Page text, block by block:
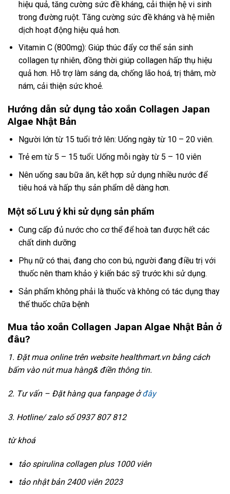
hiệu quả, tăng cường sức đề kháng, cải thiện hệ vi sinh
trong đường ruột. Tăng cường sức đề kháng và hệ miễn
dịch hoạt động hiệu quả hơn.
Vitamin C (800mg): Giúp thúc đẩy cơ thể sản sinh
collagen tự nhiên, đồng thời giúp collagen hấp thụ hiệu
quả hơn. Hỗ trợ làm sáng da, chống lão hoá, trị thâm, mờ
nám, cải thiện sức khoẻ.
Hướng dẫn sử dụng tảo xoắn Collagen Japan
Algae Nhật Bản
Người lớn từ 15 tuổi trở lên: Uống ngày từ 10 – 20 viên.
Trẻ em từ 5 – 15 tuổi: Uống mỗi ngày từ 5 – 10 viên
Nên uống sau bữa ăn, kết hợp sử dụng nhiều nước để
tiêu hoá và hấp thụ sản phẩm dễ dàng hơn.
Một số Lưu ý khi sử dụng sản phẩm
Cung cấp đủ nước cho cơ thể để hoà tan được hết các
chất dinh dưỡng
Phụ nữ có thai, đang cho con bú, người đang điều trị với
thuốc nên tham khảo ý kiến bác sỹ trước khi sử dụng.
Sản phẩm không phải là thuốc và không có tác dụng thay
thế thuốc chữa bệnh
Mua tảo xoắn Collagen Japan Algae Nhật Bản ở
đâu?
1. Đặt mua online trên website healthmart.vn bằng cách
bấm vào nút mua hàng& điền thông tin.
2. Tư vấn – Đặt hàng qua fanpage ởđây
3. Hotline/ zalo số 0937 807 812
từ khoá
tảo spirulina collagen plus 1000 viên
tảo nhật bản 2400 viên 2023